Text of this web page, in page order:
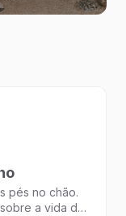
pés no chão.
a vida de